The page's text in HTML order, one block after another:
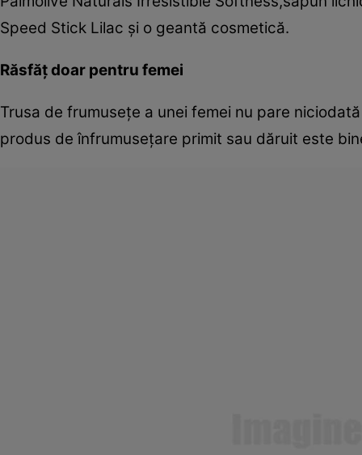
Speed Stick Lilac şi o geantă cosmetică.
Răsfăţ doar pentru femei
Trusa de frumuseţe a unei femei nu pare
produs de înfrumuseţare primit sau dăruit este